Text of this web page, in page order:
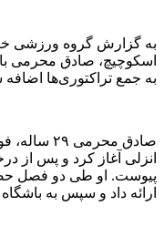
به گزارش گروه ورزشی
اسکوچیچ، صادق محرمی
به جمع تراکتوری‌ها
صادق
انزلی آغاز کرد و پس از
پیوست. او طی دو فصل
ارائه داد و سپس به